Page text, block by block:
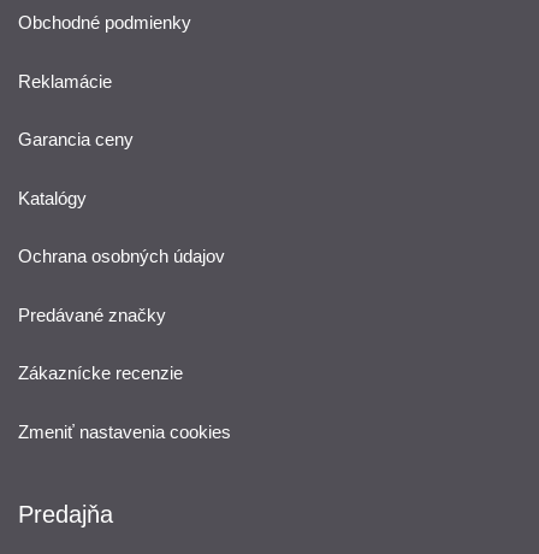
Obchodné podmienky
Reklamácie
Garancia ceny
Katalógy
Ochrana osobných údajov
Predávané značky
Zákaznícke recenzie
Zmeniť nastavenia cookies
Predajňa